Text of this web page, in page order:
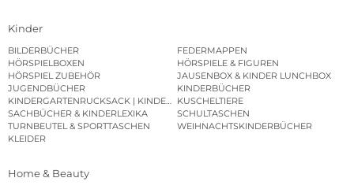
Kinder
BILDERBÜCHER
FEDERMAPPEN
HÖRSPIELBOXEN
HÖRSPIELE & FIGUREN
HÖRSPIEL ZUBEHÖR
JAUSENBOX & KINDER LUNCHBOX
JUGENDBÜCHER
KINDERBÜCHER
KINDERGARTENRUCKSACK | KINDERGARTENBEUTEL
KUSCHELTIERE
SACHBÜCHER & KINDERLEXIKA
SCHULTASCHEN
TURNBEUTEL & SPORTTASCHEN
WEIHNACHTSKINDERBÜCHER
KLEIDER
Home & Beauty